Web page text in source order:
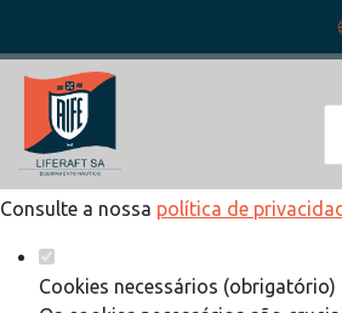
Defina as suas
para este website.
Este website utiliza cookies
analíticos e funcionais, para lhe
de navegação e acesso a todas as
Consulte a nossa política de
Cookies necessários (obrigatório)